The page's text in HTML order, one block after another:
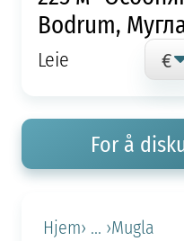
Bodrum,
Leie
For å
Hjem› ... ›Mugla